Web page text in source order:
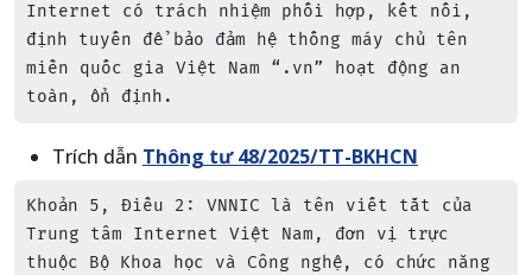
Internet có trách nhiệm phối hợp, kết nối,
định tuyến để bảo đảm hệ thống máy chủ tên
miền quốc gia Việt Nam “.vn” hoạt động an
toàn, ổn định.
Trích dẫn Thông tư 48/2025/TT-BKHCN
Khoản 5, Điều 2: VNNIC là tên viết tắt của
Trung tâm Internet Việt Nam, đơn vị trực
thuộc Bộ Khoa học và Công nghệ, có chức năng